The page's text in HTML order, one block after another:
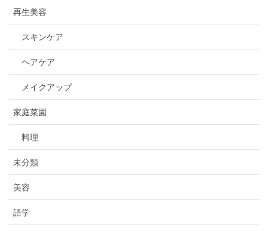
再生美容
スキンケア
ヘアケア
メイクアップ
家庭菜園
料理
未分類
美容
語学